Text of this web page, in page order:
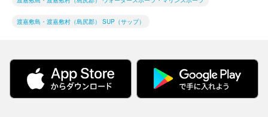
渡嘉敷島・渡嘉敷村（島尻郡） SUP（サップ）